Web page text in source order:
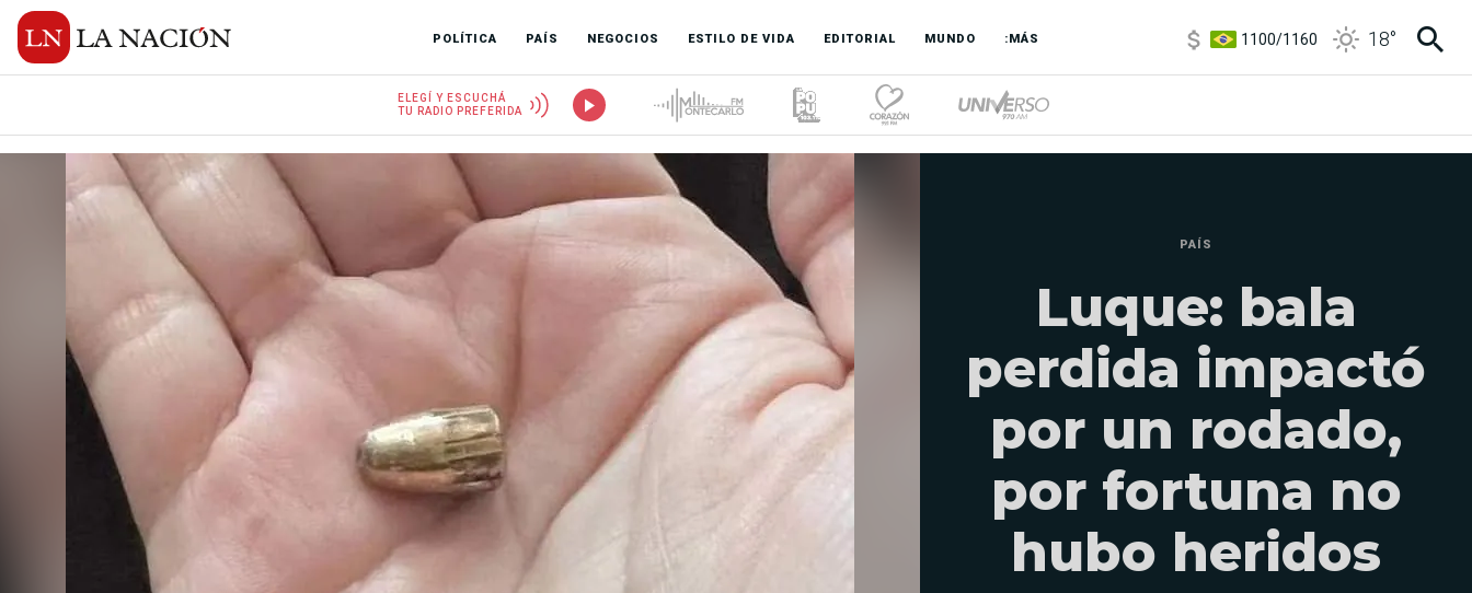
POLÍTICA PAÍS NEGOCIOS ESTILO DE VIDA EDITORIAL MUNDO :MÁS
3,8/4
6850/7200
18°
ELEGÍ Y ESCUCHÁ
TU RADIO PREFERIDA
PAÍS
Luque: bala
perdida impactó
por un rodado,
por fortuna no
hubo heridos